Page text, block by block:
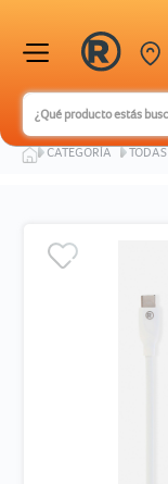
CATEGORÍA TODAS